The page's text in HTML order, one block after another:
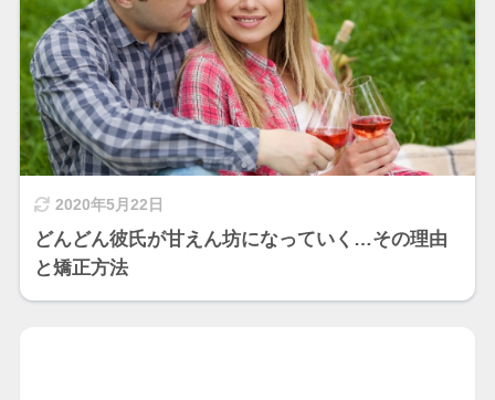
2020年5月22日
どんどん彼氏が甘えん坊になっていく…その理由
と矯正方法